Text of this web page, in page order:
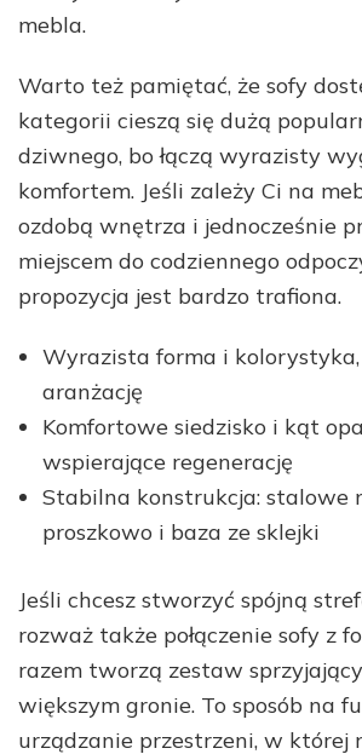
mebla.
Warto też pamiętać, że sofy
kategorii cieszą się dużą
dziwnego, bo łączą wyrazisty
komfortem. Jeśli zależy Ci na
ozdobą wnętrza i jednocześnie
miejscem do codziennego
propozycja jest bardzo trafiona.
Wyrazista forma i
aranżację
Komfortowe siedzisko i kąt
wspierające regenerację
Stabilna konstrukcja: stalowe
proszkowo i baza ze sklejki
Jeśli chcesz stworzyć spójną
rozważ także połączenie sofy z
razem tworzą zestaw
większym gronie. To sposób na
urządzanie przestrzeni, w której